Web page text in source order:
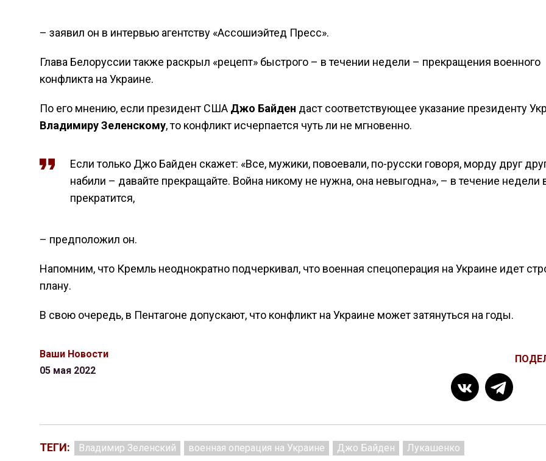
– заявил он в интервью агентству «Ассошиэйтед Пресс».
Глава Белоруссии также раскрыл «рецепт» быстрого – в течении недели – прекращения военного
конфликта на Украине.
По его мнению, если президент США Джо Байден даст соответствующее указание президенту
Владимиру Зеленскому, то конфликт исчерпается чуть ли не мгновенно.
Если только Джо Байден скажет: «Все, мужики, повоевали, по-русски говоря, морду друг
набили – давайте прекращайте. Война никому не нужна, она невыгодна», – в течение недели
прекратится,
– предположил он.
Напомним, что Кремль неоднократно подчеркивал, что военная спецоперация на Украине идет
плану.
В свою очередь, в Пентагоне допускают, что конфликт на Украине может затянуться на годы.
Ваши Новости
05 мая 2022
ТЕГИ: Владимир Зеленский военная операция на Украине Джо Байден Лукашенко